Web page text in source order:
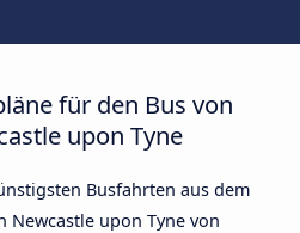
für den Bus von
upon Tyne
Busfahrten aus dem
Newcastle upon Tyne von